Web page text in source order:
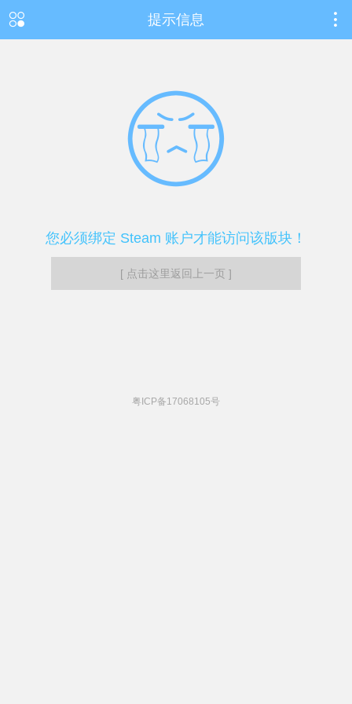
提示信息
您必须绑定 Steam 账户才能访问该版块！
[ 点击这里返回上一页 ]
粤ICP备17068105号